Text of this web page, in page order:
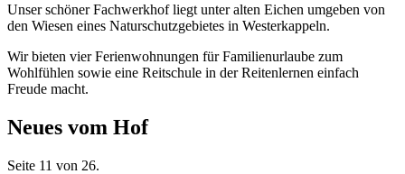
Unser schöner Fachwerkhof liegt unter alten Eichen umgeben von
den Wiesen eines Naturschutzgebietes in Westerkappeln.
Wir bieten vier Ferienwohnungen für Familienurlaube zum
Wohlfühlen sowie eine Reitschule in der Reitenlernen einfach
Freude macht.
Neues vom Hof
Seite 11 von 26.